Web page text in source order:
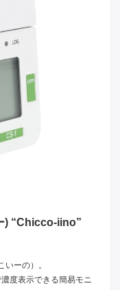
) “Chicco-iino”
ーの）。
度表示できる簡易モニ